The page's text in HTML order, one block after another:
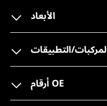
الأبعاد
التطبيقات
أرقام OE